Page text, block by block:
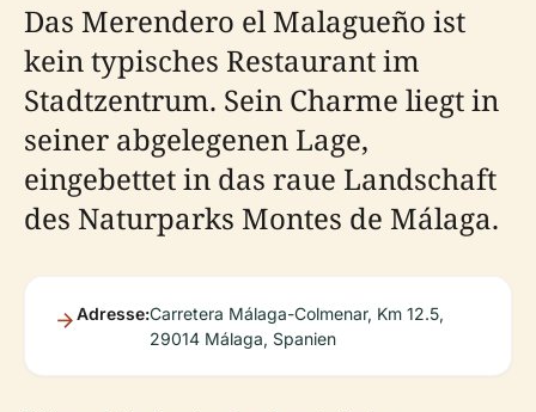
Das Merendero el Malagueño ist
kein typisches Restaurant im
Stadtzentrum. Sein Charme liegt in
seiner abgelegenen Lage,
eingebettet in das raue Landschaft
des Naturparks Montes de Málaga.
Adresse:Carretera Málaga-Colmenar, Km 12.5,
29014 Málaga, Spanien